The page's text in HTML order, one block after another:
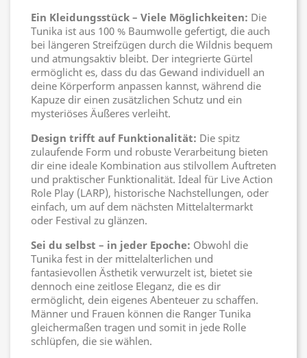
Ein Kleidungsstück – Viele Möglichkeiten: Die
Tunika ist aus 100 % Baumwolle gefertigt, die auch
bei längeren Streifzügen durch die Wildnis bequem
und atmungsaktiv bleibt. Der integrierte Gürtel
ermöglicht es, dass du das Gewand individuell an
deine Körperform anpassen kannst, während die
Kapuze dir einen zusätzlichen Schutz und ein
mysteriöses Äußeres verleiht.
Design trifft auf Funktionalität: Die spitz
zulaufende Form und robuste Verarbeitung bieten
dir eine ideale Kombination aus stilvollem Auftreten
und praktischer Funktionalität. Ideal für Live Action
Role Play (LARP), historische Nachstellungen, oder
einfach, um auf dem nächsten Mittelaltermarkt
oder Festival zu glänzen.
Sei du selbst – in jeder Epoche: Obwohl die
Tunika fest in der mittelalterlichen und
fantasievollen Ästhetik verwurzelt ist, bietet sie
dennoch eine zeitlose Eleganz, die es dir
ermöglicht, dein eigenes Abenteuer zu schaffen.
Männer und Frauen können die Ranger Tunika
gleichermaßen tragen und somit in jede Rolle
schlüpfen, die sie wählen.